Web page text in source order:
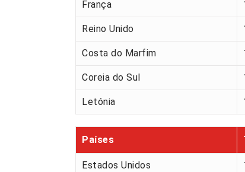
França
Reino Unido
Costa do Marfim
Coreia do Sul
Letónia
Países
Estados Unidos